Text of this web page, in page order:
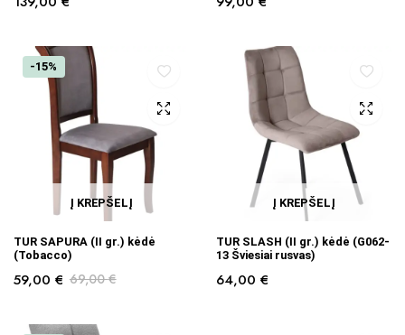
-15%
Į KREPŠELĮ
TUR SAPURA (II gr.) kėdė
(Tobacco)
69,00€
59,00 €
Į KREPŠELĮ
TUR SLASH (II gr.) kėdė (G062-
13 Šviesiai rusvas)
64,00 €